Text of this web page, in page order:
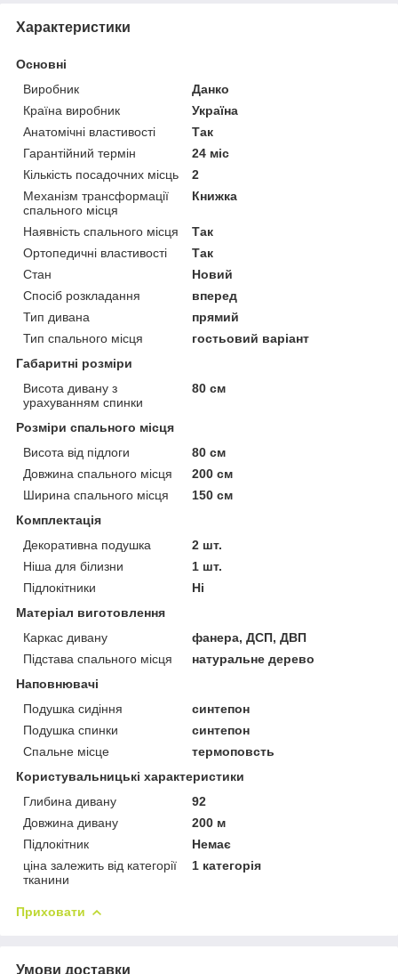
Характеристики
Основні
Виробник
Данко
Країна виробник
Україна
Анатомічні властивості
Так
Гарантійний термін
24 міс
Кількість посадочних місць
2
Механізм трансформації
спального місця
Книжка
Наявність спального місця
Так
Ортопедичні властивості
Так
Стан
Новий
Спосіб розкладання
вперед
Тип дивана
прямий
Тип спального місця
гостьовий варіант
Габаритні розміри
Висота дивану з
урахуванням спинки
80 см
Розміри спального місця
Висота від підлоги
80 см
Довжина спального місця
200 см
Ширина спального місця
150 см
Комплектація
Декоративна подушка
2 шт.
Ніша для білизни
1 шт.
Підлокітники
Ні
Матеріал виготовлення
Каркас дивану
фанера, ДСП, ДВП
Підстава спального місця
натуральне дерево
Наповнювачі
Подушка сидіння
синтепон
Подушка спинки
синтепон
Спальне місце
термоповсть
Користувальницькі характеристики
Глибина дивану
92
Довжина дивану
200 м
Підлокітник
Немає
ціна залежить від категорії
тканини
1 категорія
Приховати
Умови доставки